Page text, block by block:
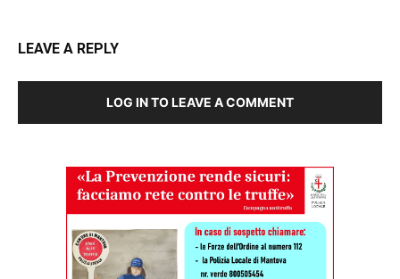
LEAVE A REPLY
LOG IN TO LEAVE A COMMENT